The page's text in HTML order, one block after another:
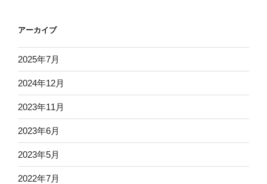
アーカイブ
2025年7月
2024年12月
2023年11月
2023年6月
2023年5月
2022年7月